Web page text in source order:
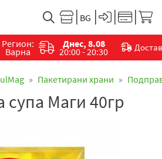
Регион:
Варна
Днес, 8.08
20:00 - 20:30
Пакетирани храни
супа Маги 40гр